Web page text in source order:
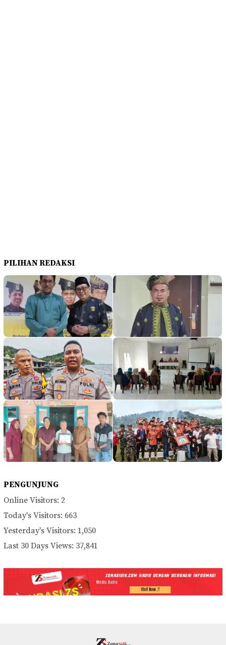
PILIHAN REDAKSI
PENGUNJUNG
Online Visitors: 2
Today's Visitors: 663
Yesterday's Visitors: 1,050
Last 30 Days Views: 37,841